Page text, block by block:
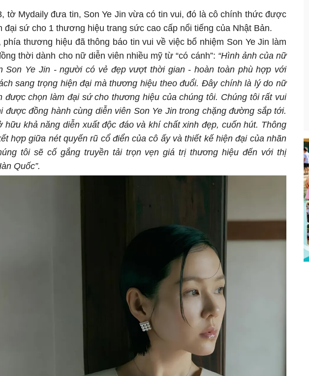
tờ Mydaily đưa tin, Son Ye Jin vừa có tin vui, đó là cô chính thức được
đại sứ cho 1 thương hiệu trang sức cao cấp nổi tiếng của Nhật Bản.
phía thương hiệu đã thông báo tin vui về việc bổ nhiệm Son Ye Jin làm
thời dành cho nữ diễn viên nhiều mỹ từ “có cánh”: “Hình ảnh của nữ
Son Ye Jin - người có vẻ đẹp vượt thời gian - hoàn toàn phù hợp với
sang trọng hiện đại mà thương hiệu theo đuổi. Đây chính là lý do nữ
được chọn làm đại sứ cho thương hiệu của chúng tôi. Chúng tôi rất vui
được đồng hành cùng diễn viên Son Ye Jin trong chặng đường sắp tới.
hữu khả năng diễn xuất độc đáo và khí chất xinh đẹp, cuốn hút. Thông
hợp giữa nét quyến rũ cổ điển của cô ấy và thiết kế hiện đại của nhãn
tôi sẽ cố gắng truyền tải trọn vẹn giá trị thương hiệu đến với thị
Quốc”.